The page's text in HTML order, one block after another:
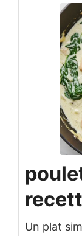
Un plat